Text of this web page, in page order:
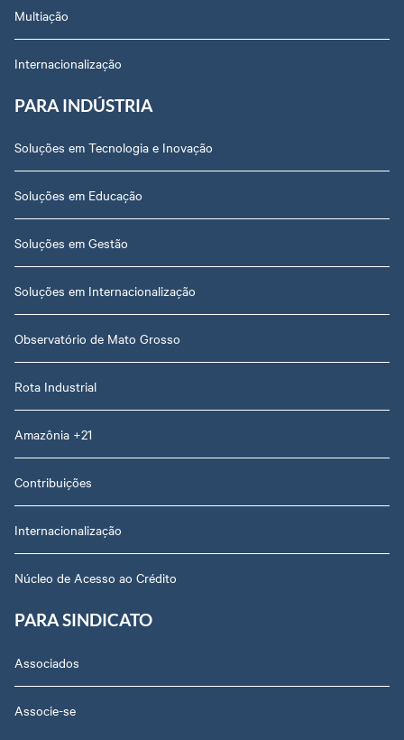
Multiação
Internacionalização
PARA INDÚSTRIA
Soluções em Tecnologia e Inovação
Soluções em Educação
Soluções em Gestão
Soluções em Internacionalização
Observatório de Mato Grosso
Rota Industrial
Amazônia +21
Contribuições
Internacionalização
Núcleo de Acesso ao Crédito
PARA SINDICATO
Associados
Associe-se